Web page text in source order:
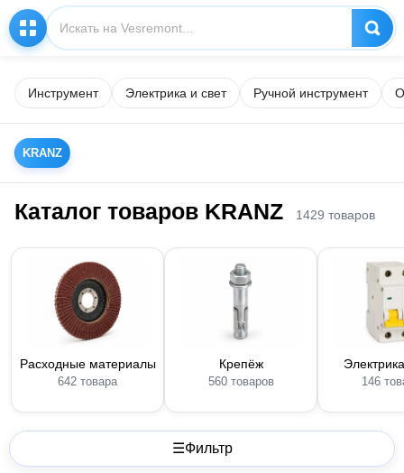
Инструмент Электрика и свет Ручной инструмент
KRANZ
Каталог товаров KRANZ 1429 товаров
Расходные материалы
642 товара
Крепёж
560 товаров 146
☰Фильтр